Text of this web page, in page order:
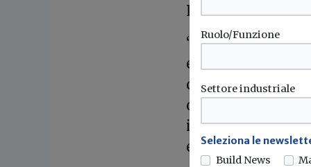
Pubblici (SAP) di
“Finanzieremo
e degli impianti
di prestazione
investimenti
efficienza
Ruolo/Funzione
Settore industriale
Seleziona le
Build News